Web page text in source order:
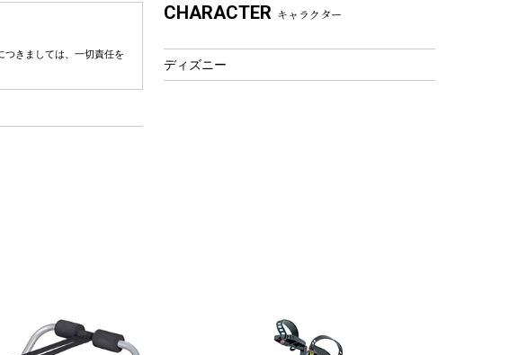
きましては、一切責任を
フィットネス
アクセサリー
CHARACTER キャラクター
ディズニー